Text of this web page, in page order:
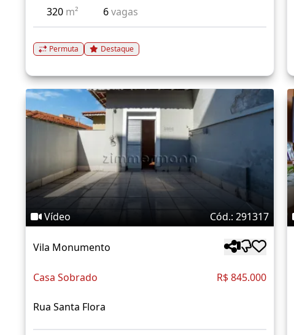
320 m² 6vagas
Permuta Destaque
Vídeo Cód.: 291317
Vila Monumento
Casa Sobrado R$ 845.000
Rua Santa Flora